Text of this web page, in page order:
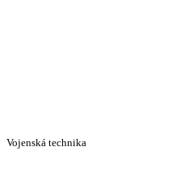
Vojenská technika